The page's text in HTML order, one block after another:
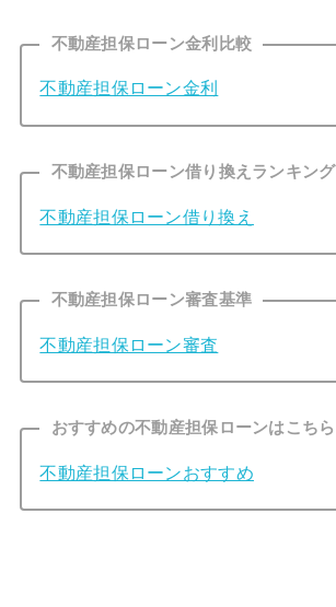
不動産担保ローン金利比較
不動産担保ローン金利
不動産担保ローン借り換えランキング
不動産担保ローン借り換え
不動産担保ローン審査基準
不動産担保ローン審査
おすすめの不動産担保ローンはこちら
不動産担保ローンおすすめ